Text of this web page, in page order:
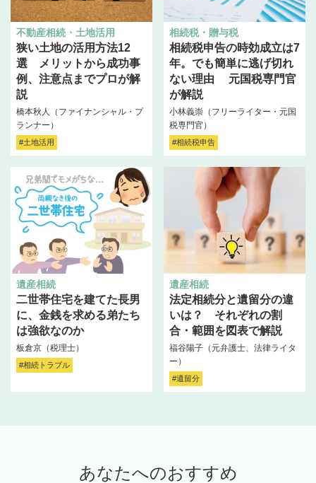
不動産相続・土地活用
狭い土地の活用方法12
選 メリットから成功事
例、注意点までプロが解
説
橋本秋人（ファイナンシャル・プ
ランナー）
#土地活用
相続税・贈与税
相続税申告の時効成立は7
年。でも簡単に逃げ切れ
ない理由 元国税専門官
が解説
小林義崇（フリーライター・元国
税専門官）
#相続税申告
遺産相続
二世帯住宅を建てた長男
に、金銭を求める弟たち
は強欲なのか
板倉京（税理士）
#相続トラブル
遺産相続
法定相続分と遺留分の違
いは？ それぞれの割
合・範囲を図表で解説
福谷陽子（元弁護士、法律ライタ
ー）
#遺留分
あなたへのおすすめ